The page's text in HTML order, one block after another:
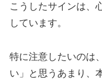
こうしたサインは、
しています。
特に注意したいのは
い」と思うあまり、